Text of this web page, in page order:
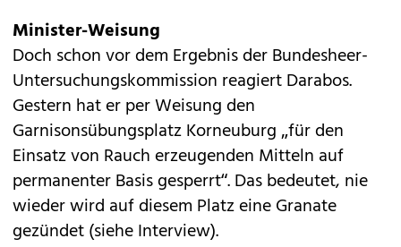
Minister-Weisung
Doch schon vor dem Ergebnis der Bundesheer-
Untersuchungskommission reagiert Darabos.
Gestern hat er per Weisung den
Garnisonsübungsplatz Korneuburg „für den
Einsatz von Rauch erzeugenden Mitteln auf
permanenter Basis gesperrt“. Das bedeutet, nie
wieder wird auf diesem Platz eine Granate
gezündet (siehe Interview).